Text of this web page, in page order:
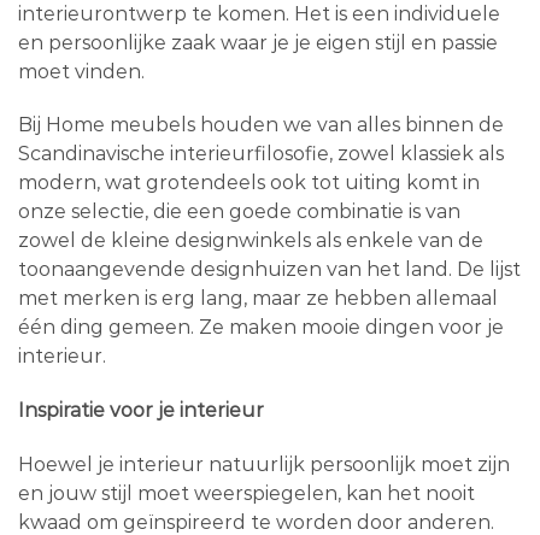
interieurontwerp te komen. Het is een individuele
en persoonlijke zaak waar je je eigen stijl en passie
moet vinden.
Bij Home meubels houden we van alles binnen de
Scandinavische interieurfilosofie, zowel klassiek als
modern, wat grotendeels ook tot uiting komt in
onze selectie, die een goede combinatie is van
zowel de kleine designwinkels als enkele van de
toonaangevende designhuizen van het land. De lijst
met merken is erg lang, maar ze hebben allemaal
één ding gemeen. Ze maken mooie dingen voor je
interieur.
Inspiratie voor je interieur
Hoewel je interieur natuurlijk persoonlijk moet zijn
en jouw stijl moet weerspiegelen, kan het nooit
kwaad om geïnspireerd te worden door anderen.